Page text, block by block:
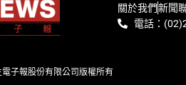
關於我們新聞
電話：
子報股份有限公司版權所有